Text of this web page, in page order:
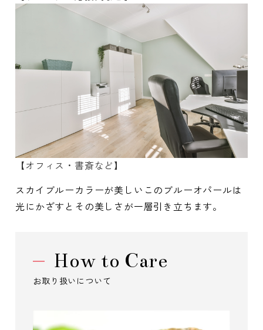
【オフィス・書斎など】
スカイブルーカラーが美しいこのブルーオパールは
光にかざすとその美しさが一層引き立ちます。
How to Care
お取り扱いについて